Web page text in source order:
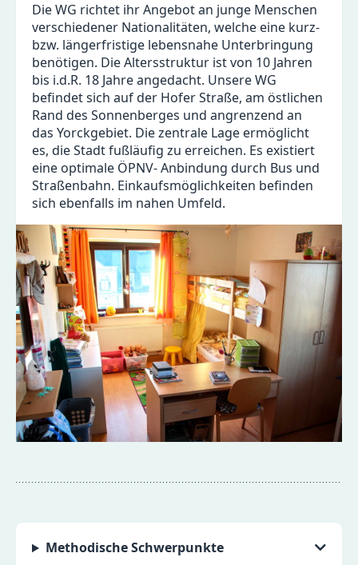
Die WG richtet ihr Angebot an junge Menschen
verschiedener Nationalitäten, welche eine kurz-
bzw. längerfristige lebensnahe Unterbringung
benötigen. Die Altersstruktur ist von 10 Jahren
bis i.d.R. 18 Jahre angedacht. Unsere WG
befindet sich auf der Hofer Straße, am östlichen
Rand des Sonnenberges und angrenzend an
das Yorckgebiet. Die zentrale Lage ermöglicht
es, die Stadt fußläufig zu erreichen. Es existiert
eine optimale ÖPNV- Anbindung durch Bus und
Straßenbahn. Einkaufsmöglichkeiten befinden
sich ebenfalls im nahen Umfeld.
Methodische Schwerpunkte